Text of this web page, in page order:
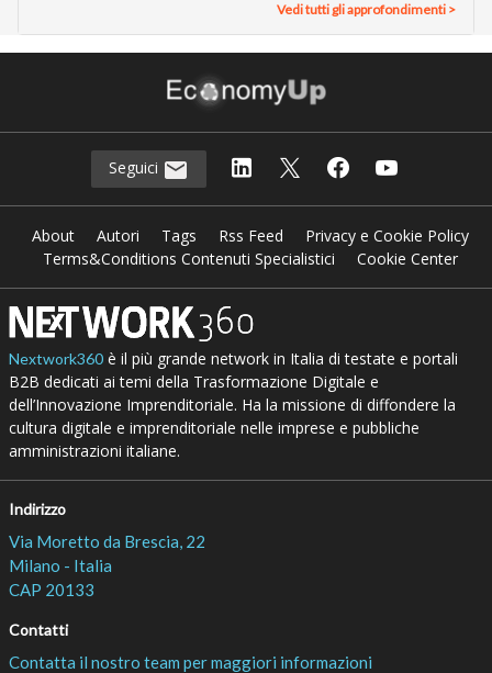
Vedi tutti gli approfondimenti >
Seguici
About Autori Tags Rss Feed
Privacy e Cookie Policy
Terms&Conditions Contenuti Specialistici
Cookie Center
Nextwork360è il più grande network in Italia di testate e portali
B2B dedicati ai temi della Trasformazione Digitale e
dell’Innovazione Imprenditoriale. Ha la missione di diffondere la
cultura digitale e imprenditoriale nelle imprese e pubbliche
amministrazioni italiane.
Indirizzo
Via Moretto da Brescia, 22
Milano - Italia
CAP 20133
Contatti
Contatta il nostro team per maggiori informazioni